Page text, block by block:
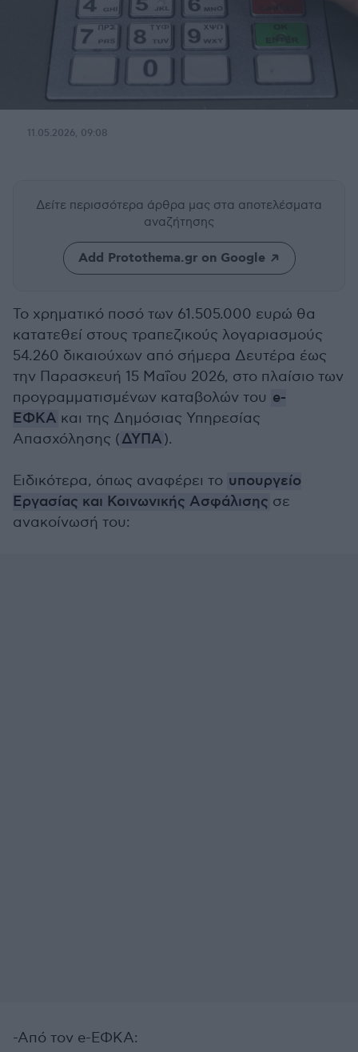
11.05.2026, 09:08
Δείτε περισσότερα άρθρα μας στα αποτελέσματα
αναζήτησης
Add Protothema.gr on Google
Το χρηματικό ποσό των 61.505.000 ευρώ θα
κατατεθεί στους τραπεζικούς λογαριασμούς
54.260 δικαιούχων από σήμερα Δευτέρα έως
την Παρασκευή 15 Μαΐου 2026, στο πλαίσιο των
προγραμματισμένων καταβολών του e-
ΕΦΚΑ και της Δημόσιας Υπηρεσίας
Απασχόλησης (ΔΥΠΑ).
Ειδικότερα, όπως αναφέρει το υπουργείο
Εργασίας και Κοινωνικής Ασφάλισης σε
ανακοίνωσή του:
-Από τον e-ΕΦΚΑ: